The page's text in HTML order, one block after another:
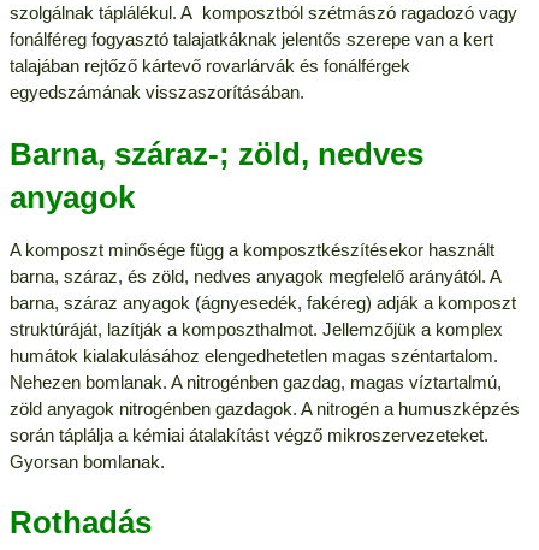
szolgálnak táplálékul. A komposztból szétmászó ragadozó vagy
fonálféreg fogyasztó talajatkáknak jelentős szerepe van a kert
talajában rejtőző kártevő rovarlárvák és fonálférgek
egyedszámának visszaszorításában.
Barna, száraz-; zöld, nedves
anyagok
A komposzt minősége függ a komposztkészítésekor használt
barna, száraz, és zöld, nedves anyagok megfelelő arányától. A
barna, száraz anyagok (ágnyesedék, fakéreg) adják a komposzt
struktúráját, lazítják a komposzthalmot. Jellemzőjük a komplex
humátok kialakulásához elengedhetetlen magas széntartalom.
Nehezen bomlanak. A nitrogénben gazdag, magas víztartalmú,
zöld anyagok nitrogénben gazdagok. A nitrogén a humuszképzés
során táplálja a kémiai átalakítást végző mikroszervezeteket.
Gyorsan bomlanak.
Rothadás